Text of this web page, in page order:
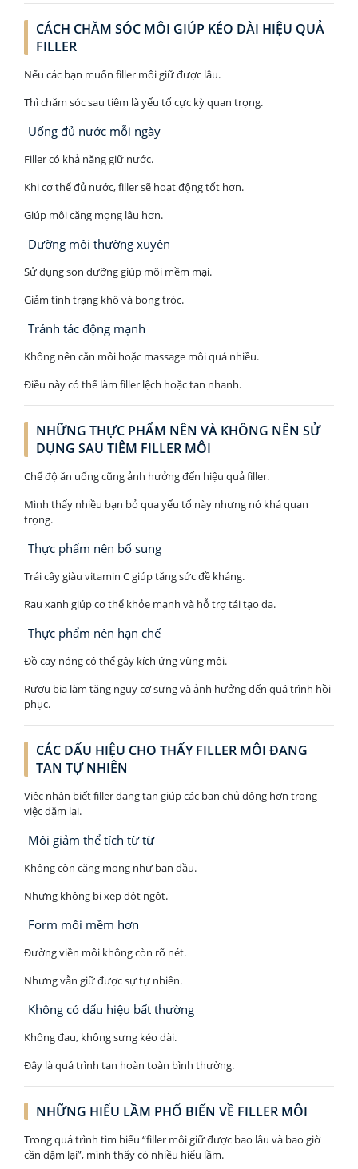
CÁCH CHĂM SÓC MÔI GIÚP KÉO DÀI HIỆU QUẢ
FILLER
Nếu các bạn muốn filler môi giữ được lâu.
Thì chăm sóc sau tiêm là yếu tố cực kỳ quan trọng.
Uống đủ nước mỗi ngày
Filler có khả năng giữ nước.
Khi cơ thể đủ nước, filler sẽ hoạt động tốt hơn.
Giúp môi căng mọng lâu hơn.
Dưỡng môi thường xuyên
Sử dụng son dưỡng giúp môi mềm mại.
Giảm tình trạng khô và bong tróc.
Tránh tác động mạnh
Không nên cắn môi hoặc massage môi quá nhiều.
Điều này có thể làm filler lệch hoặc tan nhanh.
NHỮNG THỰC PHẨM NÊN VÀ KHÔNG NÊN SỬ
DỤNG SAU TIÊM FILLER MÔI
Chế độ ăn uống cũng ảnh hưởng đến hiệu quả filler.
Mình thấy nhiều bạn bỏ qua yếu tố này nhưng nó khá quan
trọng.
Thực phẩm nên bổ sung
Trái cây giàu vitamin C giúp tăng sức đề kháng.
Rau xanh giúp cơ thể khỏe mạnh và hỗ trợ tái tạo da.
Thực phẩm nên hạn chế
Đồ cay nóng có thể gây kích ứng vùng môi.
Rượu bia làm tăng nguy cơ sưng và ảnh hưởng đến quá trình hồi
phục.
CÁC DẤU HIỆU CHO THẤY FILLER MÔI ĐANG
TAN TỰ NHIÊN
Việc nhận biết filler đang tan giúp các bạn chủ động hơn trong
việc dặm lại.
Môi giảm thể tích từ từ
Không còn căng mọng như ban đầu.
Nhưng không bị xẹp đột ngột.
Form môi mềm hơn
Đường viền môi không còn rõ nét.
Nhưng vẫn giữ được sự tự nhiên.
Không có dấu hiệu bất thường
Không đau, không sưng kéo dài.
Đây là quá trình tan hoàn toàn bình thường.
NHỮNG HIỂU LẦM PHỔ BIẾN VỀ FILLER MÔI
Trong quá trình tìm hiểu “filler môi giữ được bao lâu và bao giờ
cần dặm lại”, mình thấy có nhiều hiểu lầm.